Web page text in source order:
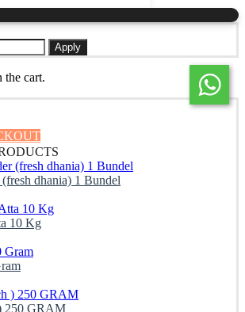
Apply
the cart.
dhania) 1 Bundel
10 Kg
250 GRAM